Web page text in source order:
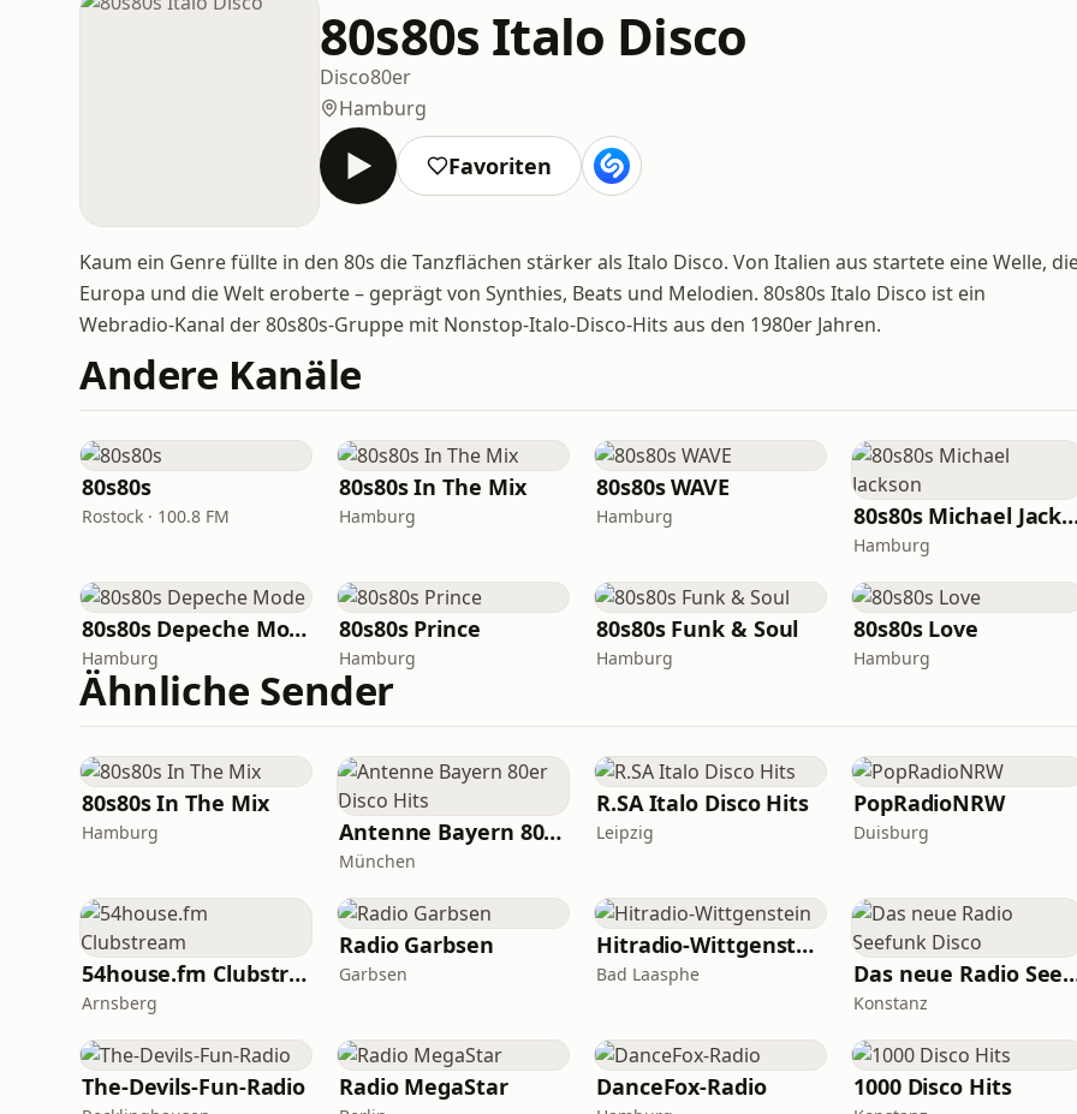
80s80s Italo Disco
Disco80er
Hamburg
Favoriten
Kaum ein Genre füllte in den 80s die Tanzflächen stärker als Italo Disco. Von Italien aus startete eine Welle,
Europa und die Welt eroberte – geprägt von Synthies, Beats und Melodien. 80s80s Italo Disco ist ein
Webradio-Kanal der 80s80s-Gruppe mit Nonstop-Italo-Disco-Hits aus den 1980er Jahren.
Andere Kanäle
80s80s
Rostock · 100.8 FM
80s80s In The Mix
Hamburg
80s80s WAVE
Hamburg 80s80s
Hamburg
80s80s Depeche Mode
Hamburg
80s80s Prince
Hamburg
80s80s Funk & Soul
Hamburg
80s80s Love
Hamburg
Ähnliche Sender
80s80s In The Mix
Hamburg Antenne Bayern 80er Disco Hits
München
R.SA Italo Disco Hits
Leipzig
PopRadioNRW
Duisburg
54house.fm Clubstream
Arnsberg
Radio Garbsen
Garbsen
Hitradio-Wittgenstein
Bad Laasphe Das neue
Konstanz
The-Devils-Fun-Radio Radio MegaStar DanceFox-Radio 1000 Disco Hits